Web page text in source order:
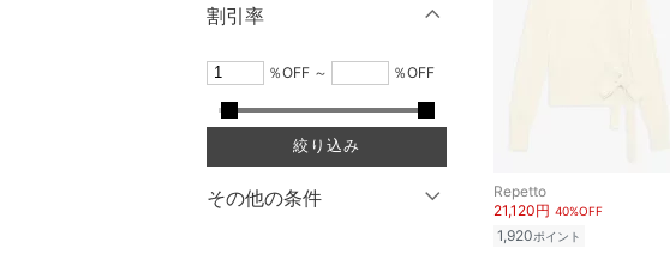
着物・浴衣・和装小物
スキンケア
ベースメイク
14 14.5
16
12分丈 ～
クリア 絞り込み
クリア 絞り込み
絞り込み
割引率
％OFF ～ ％OFF
絞り込み
その他の条件
Repetto
21,120円 40%OFF
1,920ポイント